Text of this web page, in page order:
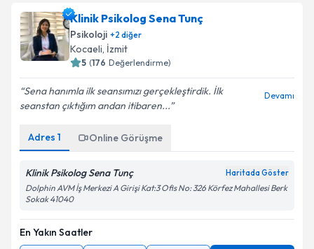
Klinik Psikolog Sena Tunç
Psikoloji +2 diğer
Kocaeli, İzmit
5 (176 Değerlendirme)
Sena hanımla ilk seansımızı gerçekleştirdik. İlk
seanstan çıktığım andan itibaren...
Devamı
Adres 1 Online Görüşme
Klinik Psikolog Sena Tunç Haritada Göster
Dolphin AVM İş Merkezi A Girişi Kat:3 Ofis No: 326 Körfez Mahallesi Berk
Sokak 41040
En Yakın Saatler